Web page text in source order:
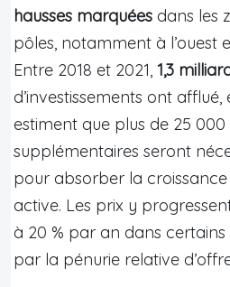
hausses marquées dans les
pôles, notamment à l’ouest
Entre 2018 et 2021, 1,3
d’investissements ont afflué,
estiment que plus de 25
supplémentaires seront
pour absorber la
active. Les prix y
à 20 % par an dans
par la pénurie relative